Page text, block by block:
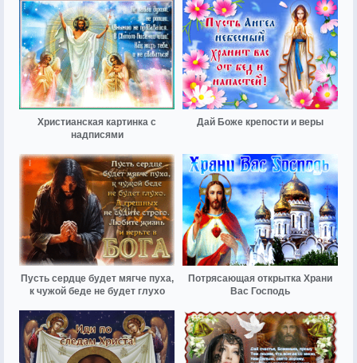
Христианская картинка с
надписями
Дай Боже крепости и веры
Пусть сердце будет мягче пуха,
к чужой беде не будет глухо
Потрясающая открытка Храни
Вас Господь